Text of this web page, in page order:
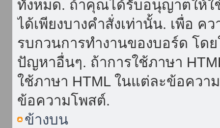
ทั้งหมด. ถ้าคุณได้รับอนุญาตให้ใ
ได้เพียงบางคำสั่งเท่านั้น. เพื่อ
รบกวนการทำงานของบอร์ด โด
ปัญหาอื่นๆ. ถ้าการใช้ภาษา
ใช้ภาษา HTML ในแต่ละข้อคว
ข้อความโพสต์.
ข้างบน